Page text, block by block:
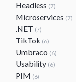
Headless (7)
Microservices (7)
.NET (7)
TikTok (6)
Umbraco (6)
Usability (6)
PIM (6)